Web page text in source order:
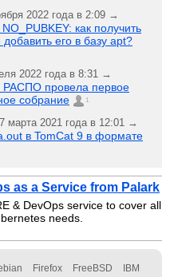
2022 года в 2:09 →
как получить
его в базу apt?
2022 года в 8:31 →
РАСПО провела первое
собрание
1
7 марта 2021 года в 12:01 →
в TomCat 9 в формате
as a Service from Palark
& DevOps service to cover all
needs.
Firefox FreeBSD IBM